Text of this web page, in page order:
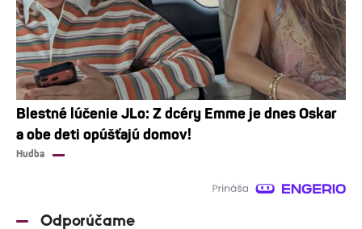
Blestné lúčenie JLo: Z dcéry Emme je dnes Oskar
a obe deti opúšťajú domov!
Hudba
Odporúčame